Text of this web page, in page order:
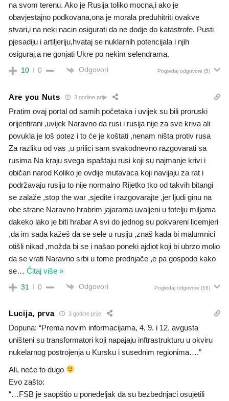
na svom terenu. Ako je Rusija toliko mocna,i ako je
obavjestajno podkovana,ona je morala preduhitriti ovakve
stvari,i na neki nacin osigurati da ne dodje do katastrofe. Pusti
pjesadiju i artiljeriju,hvataj se nuklarnih potencijala i njih
osiguraj,a ne gonjati Ukre po nekim selendrama.
10 0 Odgovori Pogledaj odgovore (5)
Are you Nuts 3 godine prije
Pratim ovaj portal od samih početaka i uvijek su bili proruski
orijentirani ,uvijek Naravno da rusi i rusija nije za sve kriva ali
povukla je loš potez i to će je koštati ,nenam ništa protiv rusa
Za razliku od vas ,u prilici sam svakodnevno razgovarati sa
rusima Na kraju svega ispaštaju rusi koji su najmanje krivi i
običan narod Koliko je ovdije mutavaca koji navijaju za rat i
podržavaju rusiju to nije normalno Rijetko tko od takvih bitangi
se zalaže ,stop the war ,sjedite i razgovarajte ,jer ljudi ginu na
obe strane Naravno hrabrim jajarama uvaljeni u fotelju miljama
dakeko lako je biti hrabar A svi do jednog su pokvareni licemjeri
,da im sada kažeš da se sele u rusiju ,znaš kada bi malumnici
otišli nikad ,možda bi se i našao poneki ajdiot koji bi ubrzo molio
da se vrati Naravno srbi u tome prednjače ,e pa gospodo kako
se… Čitaj više »
31 0 Odgovori Pogledaj odgovore (16)
Lucija, prva 3 godine prije
Dopuna: “Prema novim informacijama, 4, 9. i 12. avgusta
uništeni su transformatori koji napajaju inftrastrukturu u okviru
nukelarnog postrojenja u Kursku i susednim regionima….”
Ali, neće to dugo
Evo zašto:
“…FSB je saopštio u ponedeljak da su bezbednjaci osujetili